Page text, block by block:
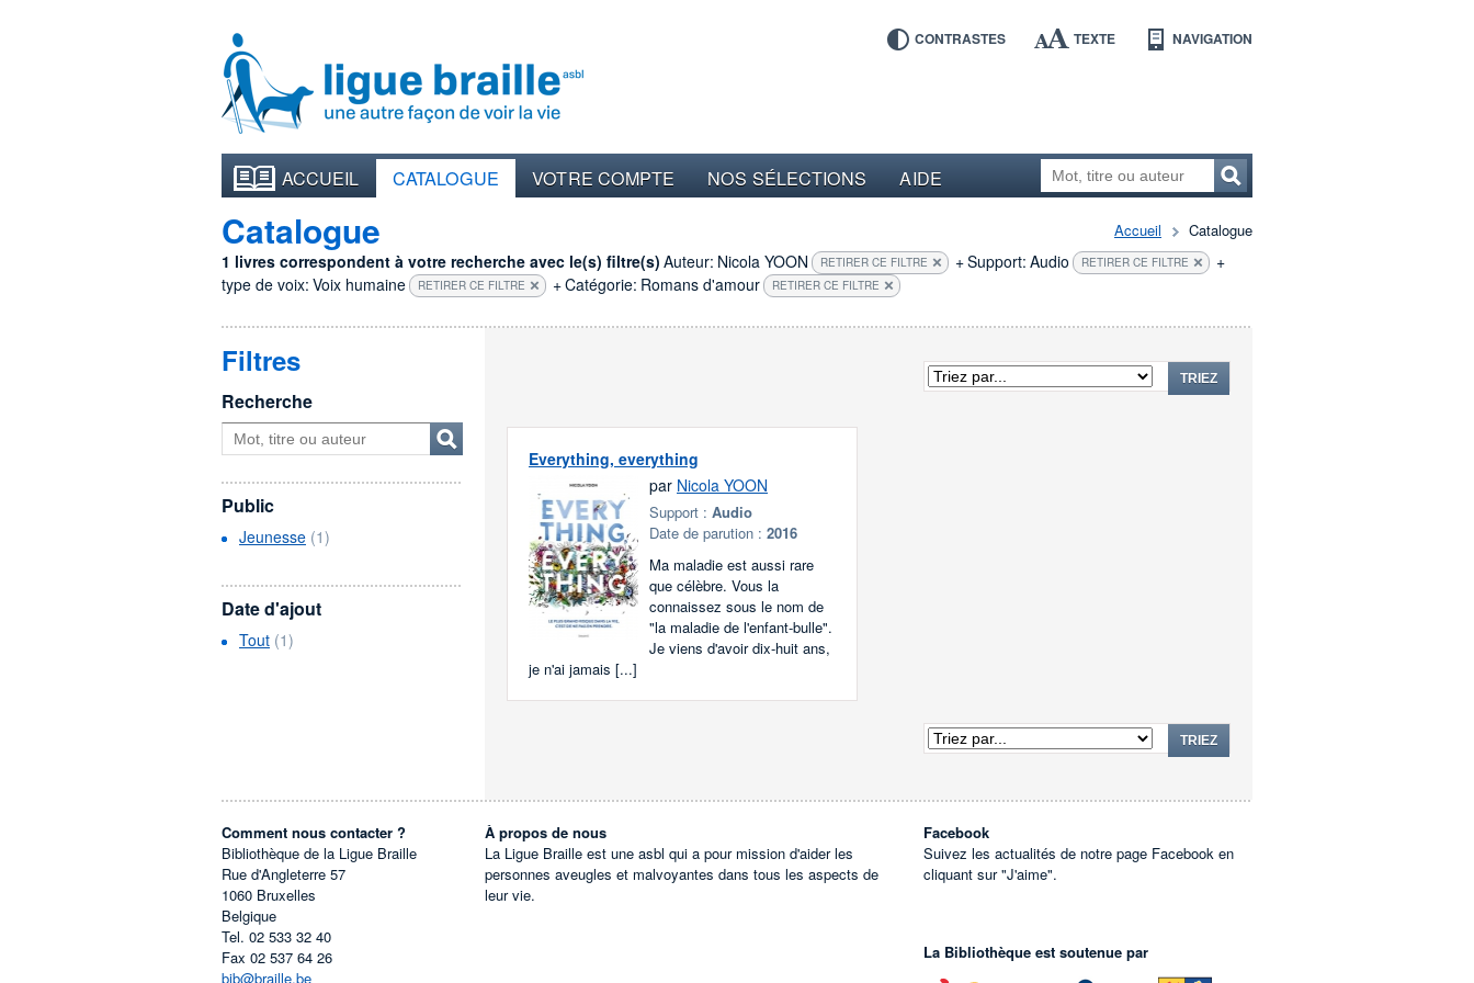
CONTRASTES TEXTE NAVIGATION
ACCUEIL CATALOGUE VOTRE COMPTE NOS SÉLECTIONS AIDE
Accueil Catalogue
Catalogue
1 livres correspondent à votre recherche avec le(s) filtre(s) Auteur: Nicola YOON RETIRER CE FILTRE +Support: Audio RETIRER CE FILTRE
+
type de voix: Voix humaine RETIRER CE FILTRE +Catégorie: Romans d'amour RETIRER CE FILTRE
TRIEZ
Everything, everything
par Nicola YOON
Support :Audio
Date de parution :2016
Ma maladie est aussi rare
que célèbre. Vous la
connaissez sous le nom de
"la maladie de l'enfant-bulle".
Je viens d'avoir dix-huit ans,
je n'ai jamais [...]
TRIEZ
Filtres
Recherche
Public
Jeunesse (1)
Date d'ajout
Tout (1)
Comment nous contacter ?
Bibliothèque de la Ligue Braille
Rue d'Angleterre 57
1060 Bruxelles
Belgique
Tel. 02 533 32 40
Fax 02 537 64 26
bib@braille.be
À propos de nous
La Ligue Braille est une asbl qui a pour mission d'aider les
personnes aveugles et malvoyantes dans tous les aspects de
leur vie.
Facebook
Suivez les actualités de notre page Facebook en
cliquant sur "J'aime".
La Bibliothèque est soutenue par